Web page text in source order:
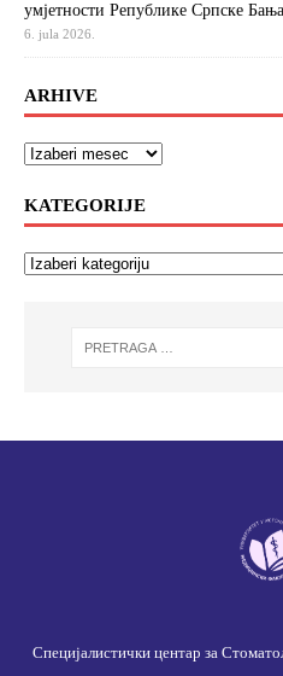
умјетности Републике Српске
6. jula 2026.
ARHIVE
KATEGORIJE
Специјалистички центар за